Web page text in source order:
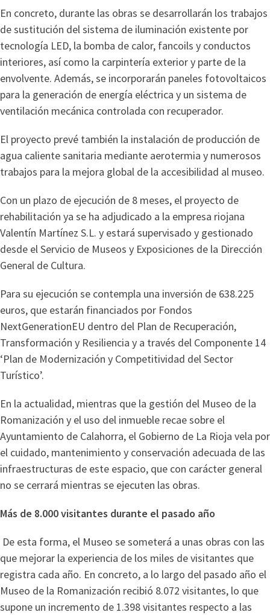
En concreto, durante las obras se desarrollarán los trabajos
de sustitución del sistema de iluminación existente por
tecnología LED, la bomba de calor, fancoils y conductos
interiores, así como la carpintería exterior y parte de la
envolvente. Además, se incorporarán paneles fotovoltaicos
para la generación de energía eléctrica y un sistema de
ventilación mecánica controlada con recuperador.
El proyecto prevé también la instalación de producción de
agua caliente sanitaria mediante aerotermia y numerosos
trabajos para la mejora global de la accesibilidad al museo.
Con un plazo de ejecución de 8 meses, el proyecto de
rehabilitación ya se ha adjudicado a la empresa riojana
Valentín Martínez S.L. y estará supervisado y gestionado
desde el Servicio de Museos y Exposiciones de la Dirección
General de Cultura.
Para su ejecución se contempla una inversión de 638.225
euros, que estarán financiados por Fondos
NextGenerationEU dentro del Plan de Recuperación,
Transformación y Resiliencia y a través del Componente 14
‘Plan de Modernización y Competitividad del Sector
Turístico’.
En la actualidad, mientras que la gestión del Museo de la
Romanización y el uso del inmueble recae sobre el
Ayuntamiento de Calahorra, el Gobierno de La Rioja vela por
el cuidado, mantenimiento y conservación adecuada de las
infraestructuras de este espacio, que con carácter general
no se cerrará mientras se ejecuten las obras.
Más de 8.000 visitantes durante el pasado año
De esta forma, el Museo se someterá a unas obras con las
que mejorar la experiencia de los miles de visitantes que
registra cada año. En concreto, a lo largo del pasado año el
Museo de la Romanización recibió 8.072 visitantes, lo que
supone un incremento de 1.398 visitantes respecto a las